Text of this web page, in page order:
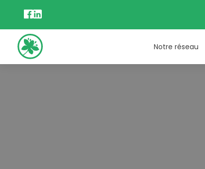
Notre réseau